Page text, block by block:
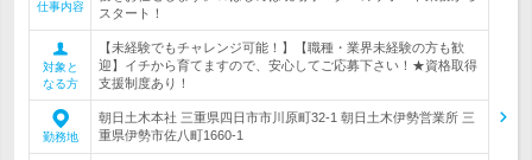
仕事内容
スタート！
対象と
なる方
【未経験でもチャレンジ可能！】【職種・業界未経験の方も歓
迎】イチから育てますので、安心してご応募下さい！★資格取得
支援制度あり！
勤務地
朝日土木本社 三重県四日市市川原町32-1 朝日土木伊勢営業所 三
重県伊勢市佐八町1660-1